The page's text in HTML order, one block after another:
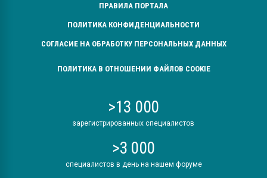
ПРАВИЛА ПОРТАЛА
ПОЛИТИКА КОНФИДЕНЦИАЛЬНОСТИ
СОГЛАСИЕ НА ОБРАБОТКУ ПЕРСОНАЛЬНЫХ ДАННЫХ
ПОЛИТИКА В ОТНОШЕНИИ ФАЙЛОВ COOKIE
>13 000
зарегистрированных специалистов
>3 000
специалистов в день на нашем форуме